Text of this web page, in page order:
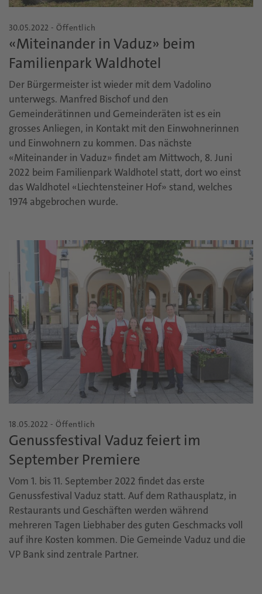
30.05.2022 - Öffentlich
«Miteinander in Vaduz» beim
Familienpark Waldhotel
Der Bürgermeister ist wieder mit dem Vadolino
unterwegs. Manfred Bischof und den
Gemeinderätinnen und Gemeinderäten ist es ein
grosses Anliegen, in Kontakt mit den Einwohnerinnen
und Einwohnern zu kommen. Das nächste
«Miteinander in Vaduz» findet am Mittwoch, 8. Juni
2022 beim Familienpark Waldhotel statt, dort wo einst
das Waldhotel «Liechtensteiner Hof» stand, welches
1974 abgebrochen wurde.
18.05.2022 - Öffentlich
Genussfestival Vaduz feiert im
September Premiere
Vom 1. bis 11. September 2022 findet das erste
Genussfestival Vaduz statt. Auf dem Rathausplatz, in
Restaurants und Geschäften werden während
mehreren Tagen Liebhaber des guten Geschmacks voll
auf ihre Kosten kommen. Die Gemeinde Vaduz und die
VP Bank sind zentrale Partner.